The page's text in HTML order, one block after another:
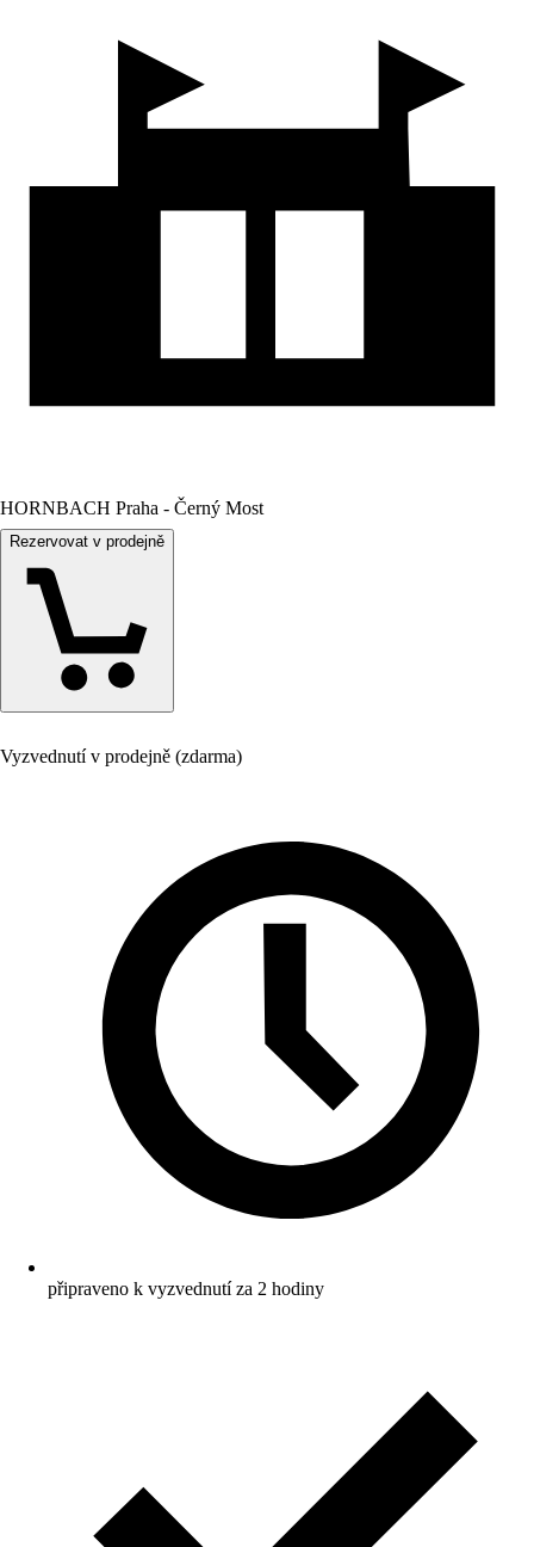
HORNBACH Praha - Černý Most
Rezervovat v prodejně
Vyzvednutí v prodejně (zdarma)
připraveno k vyzvednutí za 2 hodiny